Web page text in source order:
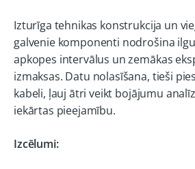
Izturīga tehnikas konstrukcija un
galvenie komponenti nodrošina
apkopes intervālus un zemākas
izmaksas. Datu nolasīšana, tieši
kabeli, ļauj ātri veikt bojājumu
iekārtas pieejamību.
Izcēlumi: